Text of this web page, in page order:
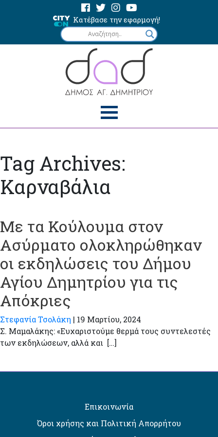
Κατέβασε την εφαρμογή!
Tag Archives:
Καρναβάλια
Με τα Κούλουμα στον
Ασύρματο ολοκληρώθηκαν
οι εκδηλώσεις του Δήμου
Αγίου Δημητρίου για τις
Απόκριες
Στεφανία Τσολάκη | 19 Μαρτίου, 2024
Σ. Μαμαλάκης: «Ευχαριστούμε θερμά τους συντελεστές
των εκδηλώσεων, αλλά και […]
Επικοινωνία
Όροι χρήσης και Πολιτική Απορρήτου